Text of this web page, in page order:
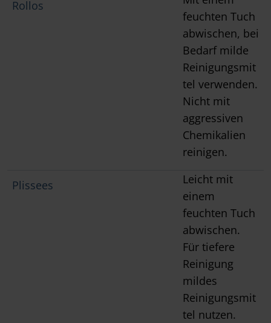
Rollos
feuchten Tuch
abwischen, bei
Bedarf milde
Reinigungsmit
tel verwenden.
Nicht mit
aggressiven
Chemikalien
reinigen.
Plissees
Leicht mit
einem
feuchten Tuch
abwischen.
Für tiefere
Reinigung
mildes
Reinigungsmit
tel nutzen.